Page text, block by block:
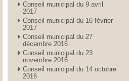
Conseil municipal du 9 avril
2017
Conseil municipal du 16 février
2017
Conseil municipal du 27
décembre 2016
Conseil municipal du 23
novembre 2016
Conseil municipal du 14 octobre
2016